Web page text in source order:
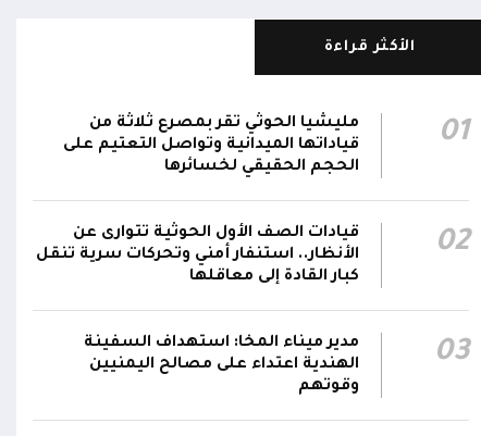
20:22
دماؤهم لن تذهب هدراً ومليشيا الحوثي ستنال
جزاءها
20:18
شهداء قوات الطوارئ اليمنية الذين ارتقوا إثر
العدوان الحوثي الغادر
حضرموت ومأرب دليل جديد على إرهاب المليشيا
وتعازينا لأسر الجنود اليمنيين
مأرب وحضرموت
13:28
شهداء وجرحى في هجوم بمُسيرات حوثية
استهدف معسكرين لقوات الطوارئ في منطقة
الأكثر قراءة
01
مليشيا الحوثي تقر بمصرع ثلاثة من
قياداتها الميدانية وتواصل التعتيم على
الحجم الحقيقي لخسائرها
02
قيادات الصف الأول الحوثية تتوارى عن
الأنظار.. استنفار أمني وتحركات سرية تنقل
كبار القادة إلى معاقلها
03
مدير ميناء المخا: استهداف السفينة
الهندية اعتداء على مصالح اليمنيين
وقوتهم